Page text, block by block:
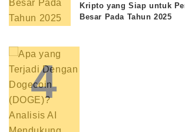
Kripto yang Siap untuk
Besar Pada Tahun 2025
4